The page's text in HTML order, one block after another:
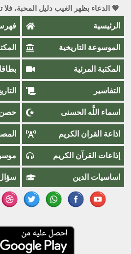
💖 الدعاء بظهر الغيب دليل المحبة،
الرئيسية
الموسوعة التاريخية
المكتبة المرئية
التفاسير
اسماء اللَّٰه الحسنى حصن
اذاعة القران الكريم
إذاعات القرآن الكريم
اساسيات الدين